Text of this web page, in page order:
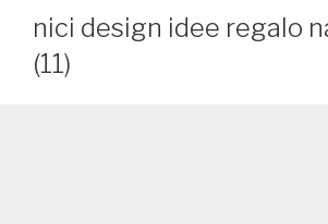
nici design idee regalo
(11)